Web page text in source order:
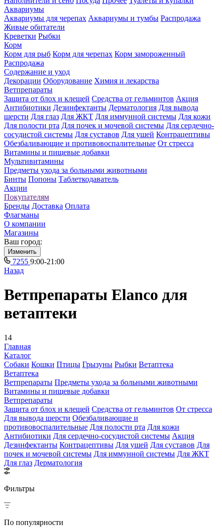
Аквариумы
Аквариумы для черепах Аквариумы и тумбы Распродажа
Живые обитатели
Креветки Рыбки
Корм
Корм для рыб Корм для черепах Корм замороженный
Распродажа
Содержание и уход
Декорации Оборудование Химия и лекарства
Ветпрепараты
Защита от блох и клещей Средства от гельминтов Акция
Антибиотики Дезинфектанты Дерматология Для вывода
шерсти Для глаз Для ЖКТ Для иммунной системы Для кожи
Для полости рта Для почек и мочевой системы Для сердечно-
сосудистой системы Для суставов Для ушей Контрацептивы
Обезбаливающие и противовоспалительные От стресса
Витамины и пищевые добавки
Мультивитамины
Предметы ухода за больными животными
Бинты Попоны Таблеткодаватель
Акции
Покупателям
Бренды Доставка Оплата
Флагманы
О компании
Магазины
Ваш город:
Изменить
7255 9:00-21:00
Назад
Ветпрепараты Elanco для
ветаптеки
14
Главная
Каталог
Собаки Кошки Птицы Грызуны Рыбки Ветаптека
Ветаптека
Ветпрепараты Предметы ухода за больными животными
Витамины и пищевые добавки
Ветпрепараты
Защита от блох и клещей Средства от гельминтов От стресса
Для вывода шерсти Обезбаливающие и
противовоспалительные Для полости рта Для кожи
Антибиотики Для сердечно-сосудистой системы Акция
Дезинфектанты Контрацептивы Для ушей Для суставов Для
почек и мочевой системы Для иммунной системы Для ЖКТ
Для глаз Дерматология
Фильтры
По популярности